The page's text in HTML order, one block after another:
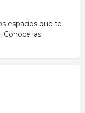
espacios que te
Conoce las